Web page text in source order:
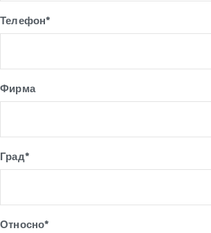
Телефон*
Фирма
Град*
Относно*